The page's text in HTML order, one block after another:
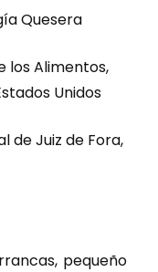
Quesera
los Alimentos,
Unidos
de Juiz de Fora,
pequeño